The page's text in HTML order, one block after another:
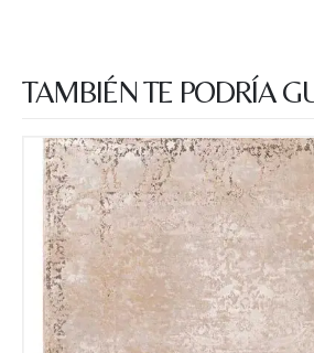
TAMBIÉN TE PODRÍA
Nombre y apellido*
Teléfono
Correo electronico*
Tu mensaje.